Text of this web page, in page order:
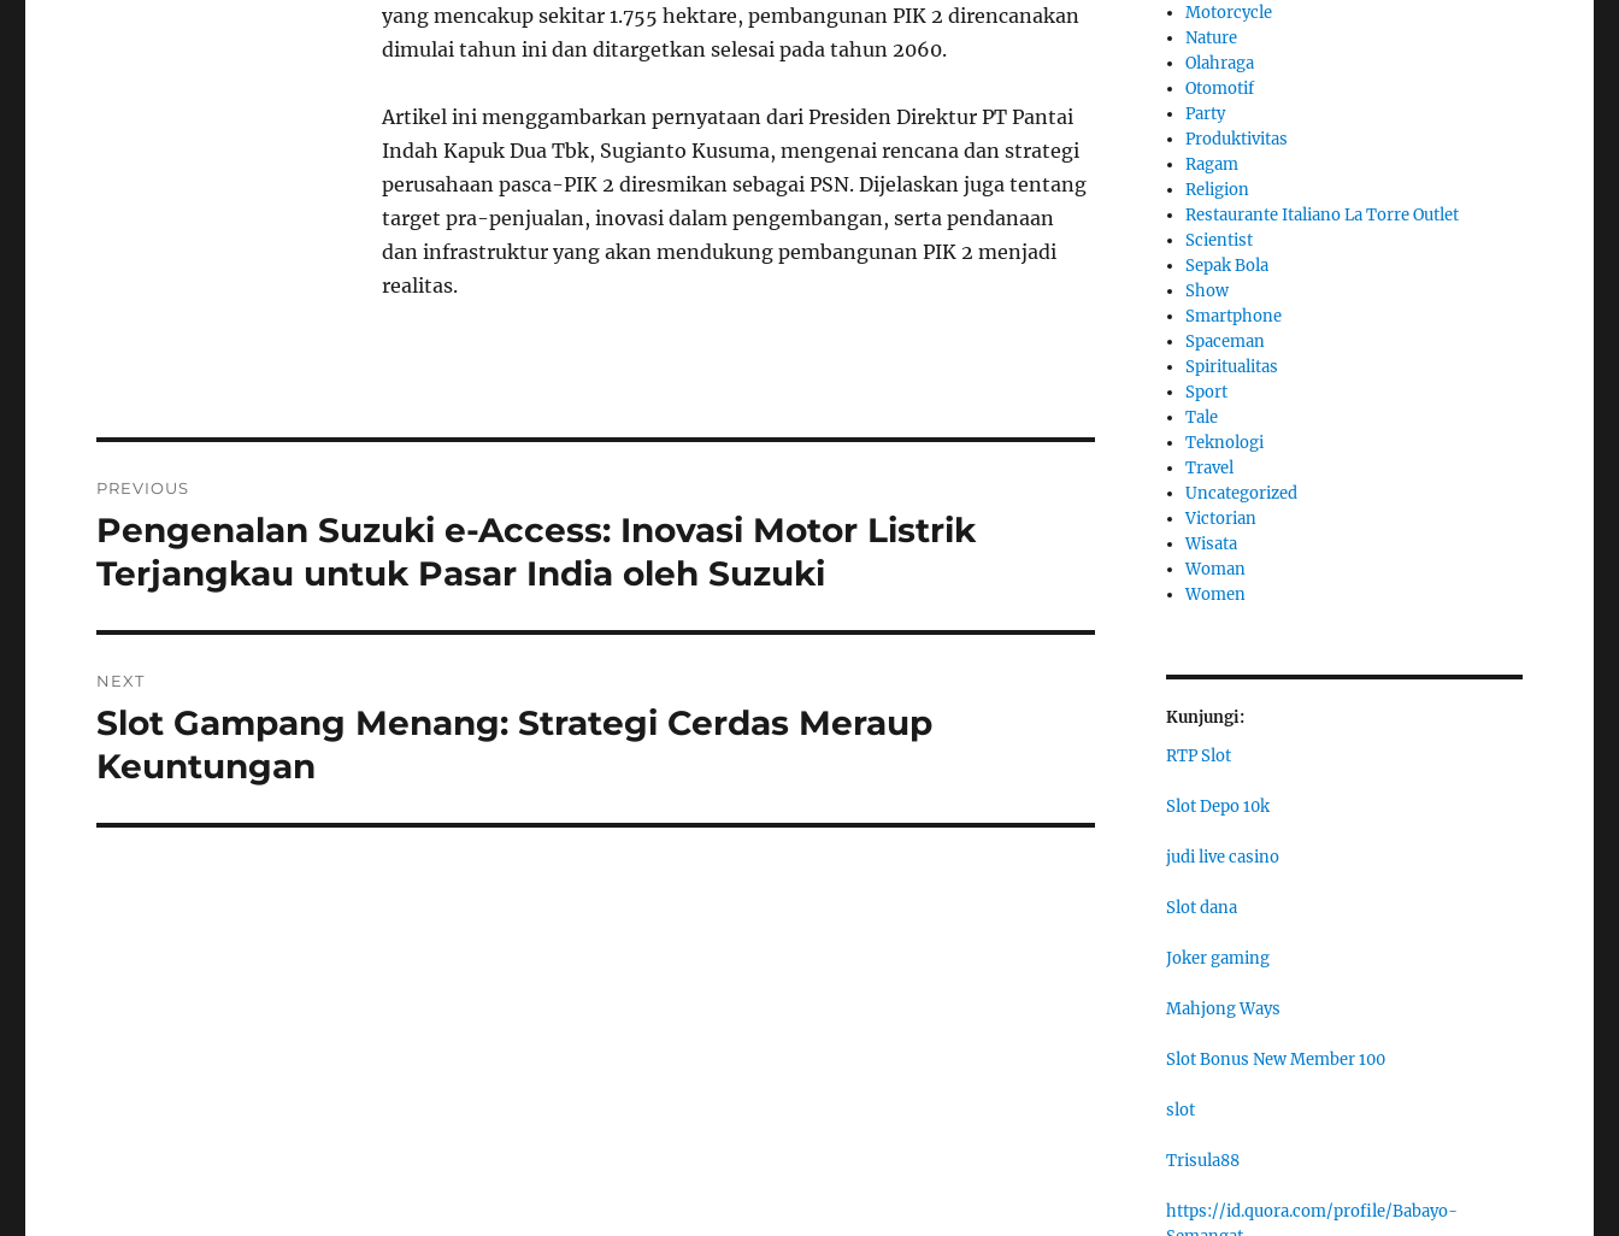
yang mencakup sekitar 1.755 hektare, pembangunan PIK 2 direncanakan
dimulai tahun ini dan ditargetkan selesai pada tahun 2060.
Artikel ini menggambarkan pernyataan dari Presiden Direktur PT Pantai
Indah Kapuk Dua Tbk, Sugianto Kusuma, mengenai rencana dan strategi
perusahaan pasca-PIK 2 diresmikan sebagai PSN. Dijelaskan juga tentang
target pra-penjualan, inovasi dalam pengembangan, serta pendanaan
dan infrastruktur yang akan mendukung pembangunan PIK 2 menjadi
realitas.
pos
PREVIOUS
Previous
post:
Pengenalan Suzuki e-Access: Inovasi Motor Listrik
Terjangkau untuk Pasar India oleh Suzuki
NEXT
Next
post:
Slot Gampang Menang: Strategi Cerdas Meraup
Keuntungan
Motorcycle
Nature
Olahraga
Otomotif
Party
Produktivitas
Ragam
Religion
Restaurante Italiano La Torre Outlet
Scientist
Sepak Bola
Show
Smartphone
Spaceman
Spiritualitas
Sport
Tale
Teknologi
Travel
Uncategorized
Victorian
Wisata
Woman
Women
Kunjungi:
RTP Slot
Slot Depo 10k
judi live casino
Slot dana
Joker gaming
Mahjong Ways
Slot Bonus New Member 100
slot
Trisula88
https://id.quora.com/profile/Babayo-